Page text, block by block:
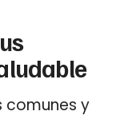
comunes y